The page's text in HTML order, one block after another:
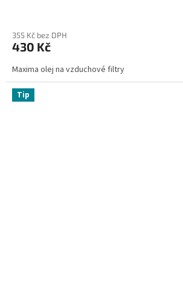
355 Kč bez DPH
430 Kč
Maxima olej na vzduchové filtry
Tip